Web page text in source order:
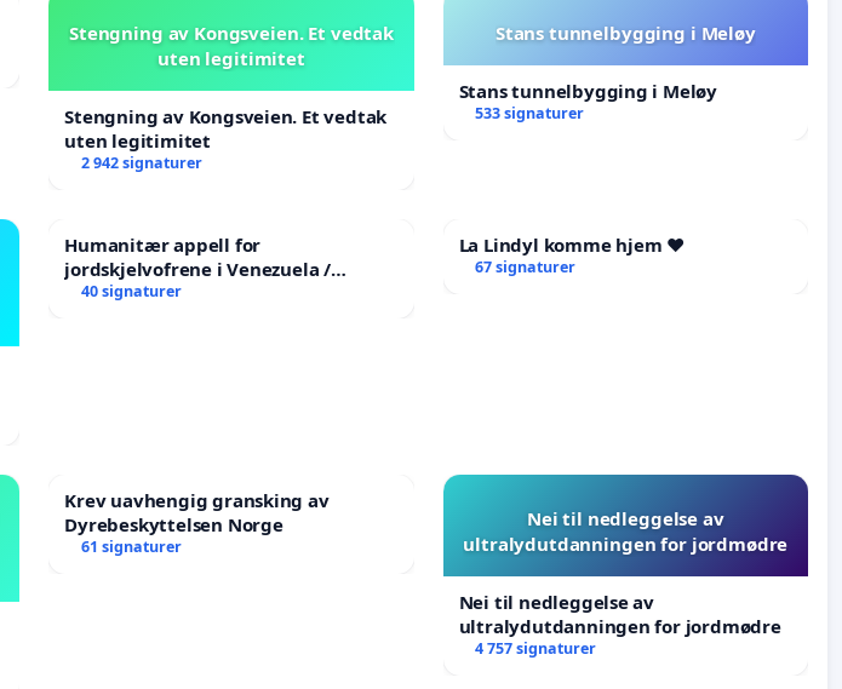
Stengning av Kongsveien. Et vedtak
uten legitimitet
Stengning av Kongsveien. Et vedtak
uten legitimitet
2 942 signaturer
Stans tunnelbygging i Meløy
Stans tunnelbygging i Meløy
533 signaturer
Humanitær appell for
jordskjelvofrene i Venezuela /
Humanitarian Appeal for the
40 signaturer
La Lindyl komme hjem ❤️
67 signaturer
Krev uavhengig gransking av
Dyrebeskyttelsen Norge
61 signaturer
Nei til nedleggelse av
ultralydutdanningen for jordmødre
Nei til nedleggelse av
ultralydutdanningen for jordmødre
4 757 signaturer